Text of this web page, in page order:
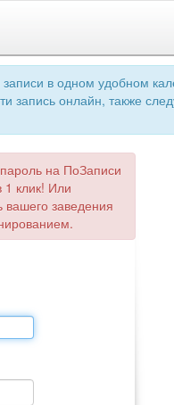
записи в одном удобном
запись онлайн, также
на ПоЗаписи
1 клик! Или
заведения